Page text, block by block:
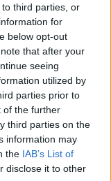
third parties, or
for
below opt-out
that after your
seeing
utilized by
parties prior to
of the further
third parties on the
information may
the IAB’s List of
disclose it to other
poi siamo
gioco e si è
di qualità,
di aiutare il
i miei
modo di
La dedica va